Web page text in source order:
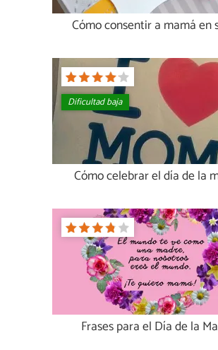
Cómo consentir a mamá en
Dificultad baja
Cómo celebrar el día de la
Frases para el Día de la